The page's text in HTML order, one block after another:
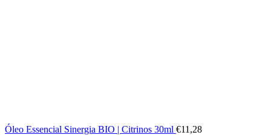
Óleo Essencial Sinergia BIO | Citrinos 30ml €11,28